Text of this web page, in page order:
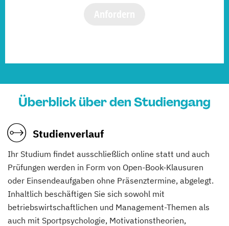
Überblick über den Studiengang
Studienverlauf
Ihr Studium findet ausschließlich online statt und auch
Prüfungen werden in Form von Open-Book-Klausuren
oder Einsendeaufgaben ohne Präsenztermine, abgelegt.
Inhaltlich beschäftigen Sie sich sowohl mit
betriebswirtschaftlichen und Management-Themen als
auch mit Sportpsychologie, Motivationstheorien,